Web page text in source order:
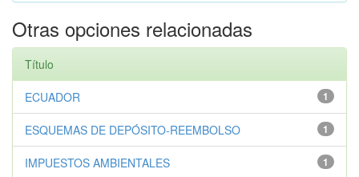
Otras opciones relacionadas
Título
1
ECUADOR
1
ESQUEMAS DE DEPÓSITO-REEMBOLSO
1
IMPUESTOS AMBIENTALES